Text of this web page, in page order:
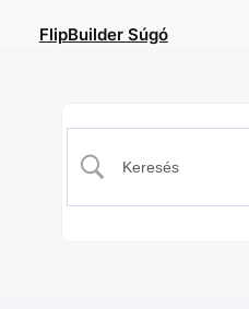
FlipBuilder Súgó